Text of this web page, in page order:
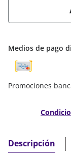
Medios de pago
Promociones
Descripción